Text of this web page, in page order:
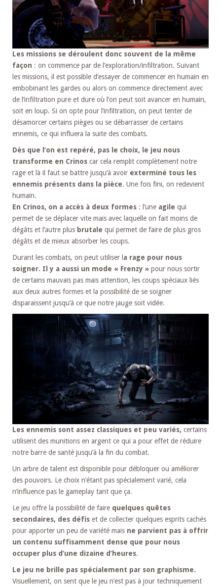
Les missions se déroulent donc souvent de la même
façon : on commence par de l’exploration/infiltration. Suivant
les missions, il est possible d’essayer de commencer en humain en
embobinant les gardes ou alors on commence directement avec
de l’infiltration pure et dure où l’on peut soit avancer en humain,
soit en loup. Si on opte pour l’infiltration, on peut tenter de
désamorcer certains pièges ou se débarrasser de certains
ennemis, ce qui influera la suite des combats.
Dès que l’on est repéré, pas le choix, le jeu nous
transforme en Crinos car cela remplit complètement notre
rage et là il faut se battre jusqu’à avoir exterminé tous les
ennemis présents dans la pièce. Une fois fini, on redevient
humain.
En Crinos, on a accès à deux formes : l’une agile qui
permet de se déplacer vite mais avec laquelle on fait moins de
dégâts et l’autre plus brutale qui permet de faire de plus gros
dégâts et de mieux absorber les coups.
Durant les combats, on peut utiliser la rage pour nous
soigner. Il y a aussi un mode « Frenzy » pour nous sortir
de certains mauvais pas mais attention, les coups spéciaux liés
aux deux autres formes et la possibilité de se soigner
disparaissent jusqu’à ce que notre jauge soit vidée.
Les ennemis sont assez classiques et peu variés, certains
utilisent des munitions en argent ce qui a pour effet de réduire
notre barre de santé jusqu’à la fin du combat.
Un arbre de talent est disponible pour débloquer ou améliorer
des pouvoirs. Le choix n’étant pas spécialement varié, cela
n’influence pas le gameplay tant que ça.
Le jeu offre la possibilité de faire quelques quêtes
secondaires, des défis et de collecter quelques esprits cachés
pour apporter un peu de variété mais ne parvient pas à offrir
un contenu suffisamment dense que pour nous
occuper plus d’une dizaine d’heures.
Le jeu ne brille pas spécialement par son graphisme.
Visuellement, on sent que le jeu n’est pas à jour techniquement